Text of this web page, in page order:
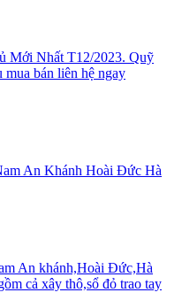
Mới Nhất T12/2023. Quỹ
mua bán liên hệ ngay
An Khánh Hoài Đức Hà
An khánh,Hoài Đức,Hà
cả xây thô,sổ đỏ trao tay